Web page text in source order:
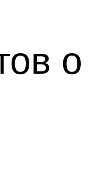
о
своей
радостью